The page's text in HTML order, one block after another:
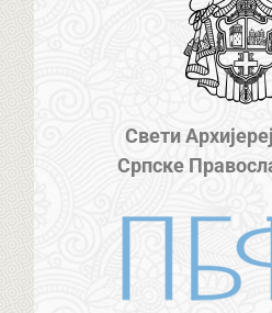
Свети
Српске